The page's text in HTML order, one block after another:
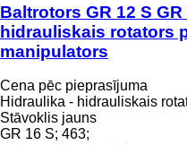
Baltrotors GR 12 S GR
hidrauliskais rotators
manipulators
Cena pēc pieprasījuma
Hidraulika - hidrauliskais
Stāvoklis jauns
GR 16 S; 463;